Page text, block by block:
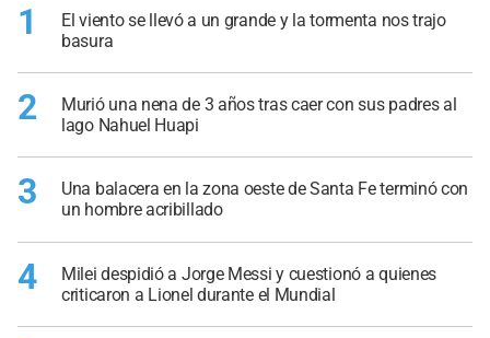
1
El viento se llevó a un grande y la tormenta nos trajo
basura
2
Murió una nena de 3 años tras caer con sus padres al
lago Nahuel Huapi
3
Una balacera en la zona oeste de Santa Fe terminó con
un hombre acribillado
4
Milei despidió a Jorge Messi y cuestionó a quienes
criticaron a Lionel durante el Mundial